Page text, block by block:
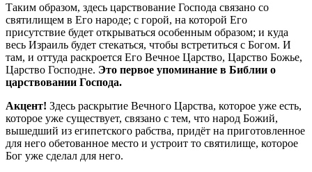
Таким образом, здесь царствование Господа связано со
святилищем в Его народе; с горой, на которой Его
присутствие будет открываться особенным образом; и куда
весь Израиль будет стекаться, чтобы встретиться с Богом. И
там, и оттуда раскроется Его Вечное Царство, Царство Божье,
Царство Господне. Это первое упоминание в Библии о
царствовании Господа.
Акцент! Здесь раскрытие Вечного Царства, которое уже есть,
которое уже существует, связано с тем, что народ Божий,
вышедший из египетского рабства, придёт на приготовленное
для него обетованное место и устроит то святилище, которое
Бог уже сделал для него.